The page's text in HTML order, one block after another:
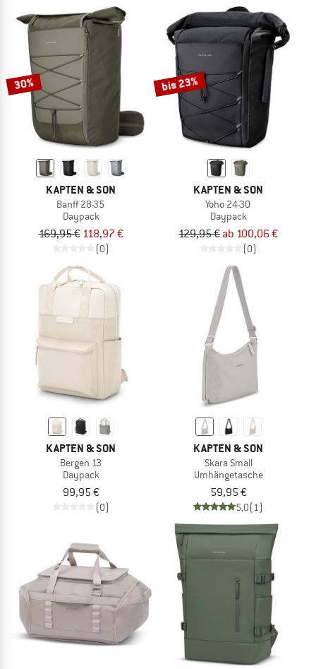
30%
KAPTEN & SON
Banff 28-35
Daypack
169,95 € 118,97 €
(0)
bis 23%
KAPTEN & SON
Yoho 24-30
Daypack
129,95 € ab 100,06 €
(0)
KAPTEN & SON
Bergen 13
Daypack
99,95 €
(0)
KAPTEN & SON
Skara Small
Umhängetasche
59,95 €
5,0(1)